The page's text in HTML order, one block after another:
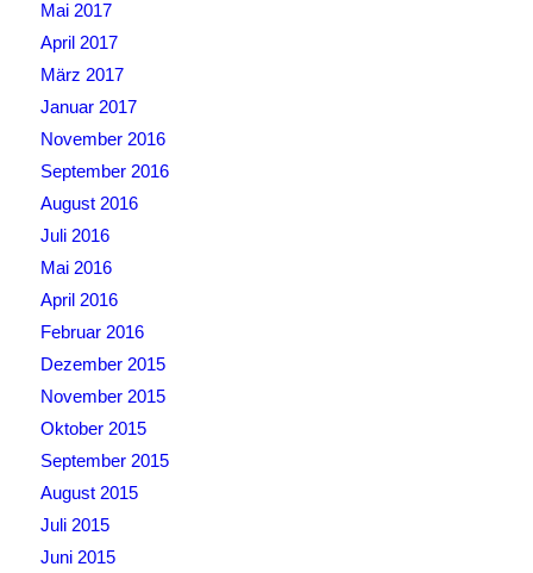
Mai 2017
April 2017
März 2017
Januar 2017
November 2016
September 2016
August 2016
Juli 2016
Mai 2016
April 2016
Februar 2016
Dezember 2015
November 2015
Oktober 2015
September 2015
August 2015
Juli 2015
Juni 2015